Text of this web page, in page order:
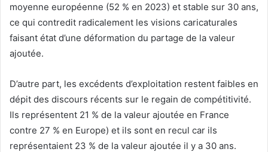
moyenne européenne (52 % en 2023) et stable sur 30 ans,
ce qui contredit radicalement les visions caricaturales
faisant état d’une déformation du partage de la valeur
ajoutée.
D’autre part, les excédents d’exploitation restent faibles en
dépit des discours récents sur le regain de compétitivité.
Ils représentent 21 % de la valeur ajoutée en France
contre 27 % en Europe) et ils sont en recul car ils
représentaient 23 % de la valeur ajoutée il y a 30 ans.